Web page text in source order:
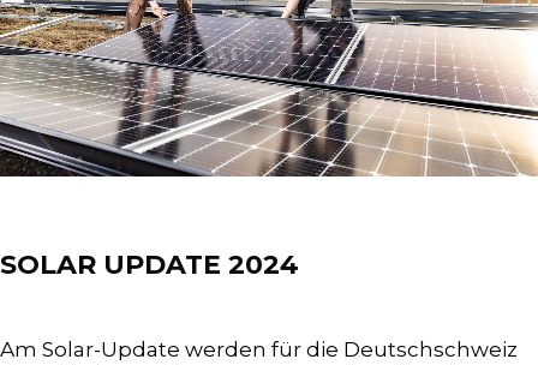
SOLAR UPDATE 2024
Am Solar-Update werden für die Deutschschweiz